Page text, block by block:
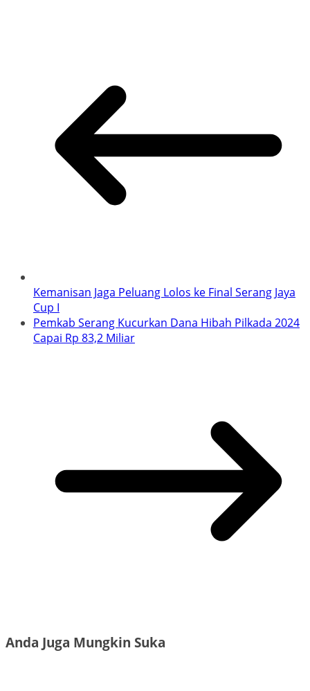
Kemanisan Jaga Peluang Lolos ke Final Serang Jaya
Cup I
Pemkab Serang Kucurkan Dana Hibah Pilkada 2024
Capai Rp 83,2 Miliar
Anda Juga Mungkin Suka